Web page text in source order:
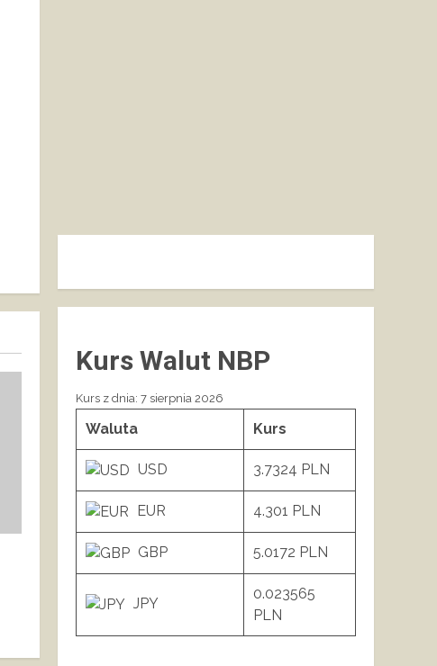
Kurs Walut NBP
Kurs z dnia: 7 sierpnia 2026
Waluta Kurs
USD 3.7324 PLN
EUR 4.301 PLN
GBP 5.0172 PLN
JPY
0.023565
PLN